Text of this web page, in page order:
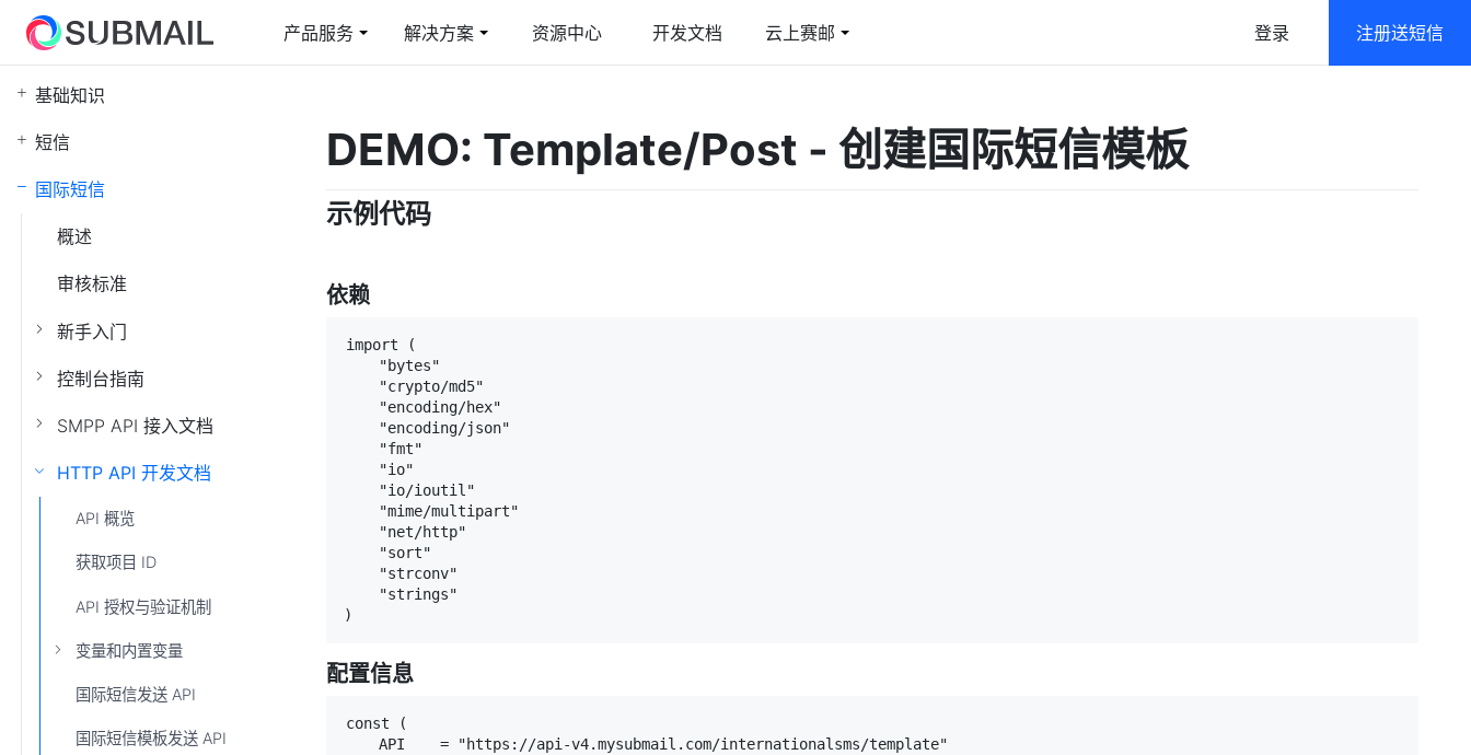
产品服务 解决方案 资源中心 开发文档 云上赛邮
在线邮件发送平台
多媒体彩信
图文彩信/视频彩信
语音
语音通知/在线群呼
综合教育管理平台
游戏行业解决方案
激活提升玩家活跃度
政府及公共行业解决方案
高强度/多层级数据防护
登录 注册送短信
基础知识
短信
国际短信
概述
审核标准
新手入门
控制台指南
SMPP API 接入文档
HTTP API 开发文档
API 概览
获取项目 ID
API 授权与验证机制
变量和内置变量
国际短信发送 API
国际短信模板发送 API
DEMO: Template/Post - 创建国际短信模板
示例代码
依赖
import (
    "bytes"
    "crypto/md5"
    "encoding/hex"
    "encoding/json"
    "fmt"
    "io"
    "io/ioutil"
    "mime/multipart"
    "net/http"
    "sort"
    "strconv"
    "strings"
)
配置信息
const (
    API    = "https://api-v4.mysubmail.com/internationalsms/template"